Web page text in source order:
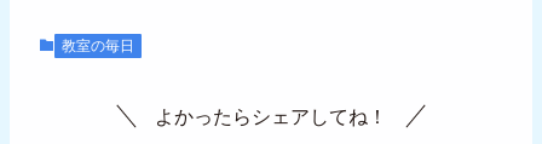
教室の毎日
よかったらシェアしてね！